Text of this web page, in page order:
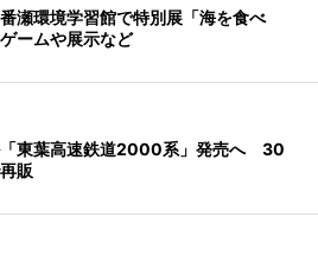
瀬環境学習館で特別展「海を食べ
ームや展示など
「東葉高速鉄道2000系」発売へ 30
販